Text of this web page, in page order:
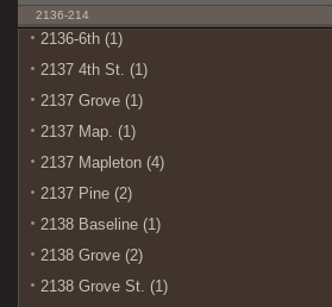
2136-214
2136-6th (1)
2137 4th St. (1)
2137 Grove (1)
2137 Map. (1)
2137 Mapleton (4)
2137 Pine (2)
2138 Baseline (1)
2138 Grove (2)
2138 Grove St. (1)